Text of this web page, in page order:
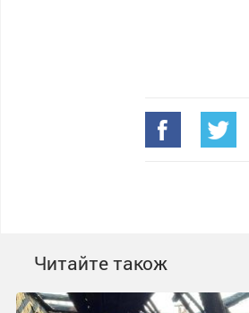
Читайте також